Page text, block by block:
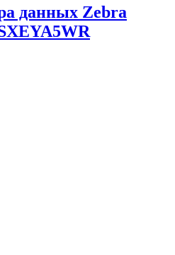
данных Zebra